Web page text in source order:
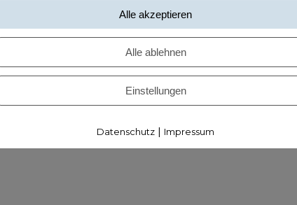
Alle akzeptieren
Alle ablehnen
Einstellungen
Datenschutz | Impressum